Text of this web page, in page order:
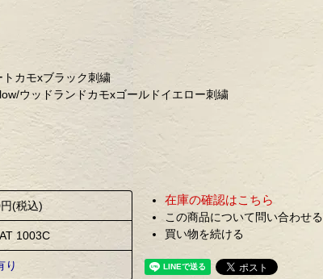
カモxブラック刺繍
ウッドランドカモxゴールドイエロー刺繍
(税込)
1003C
り
在庫の確認はこちら
この商品について問い合わせる
買い物を続ける